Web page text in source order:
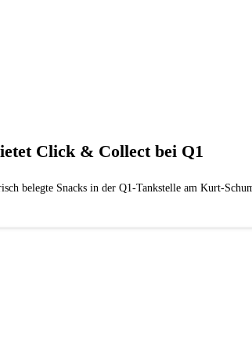
Click & Collect bei Q1
belegte Snacks in der Q1-Tankstelle am Kurt-